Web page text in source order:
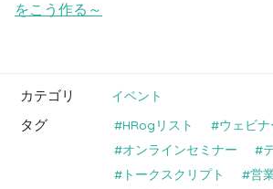
をこう作る～
カテゴリ イベント
タグ HRogリスト
ウェビナ
オンラインセミナー
トークスクリプト
営